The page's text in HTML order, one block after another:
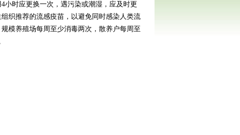
时应更换一次，遇污染或潮湿，应及时更
织推荐的流感疫苗，以避免同时感染人类流
模养殖场每周至少消毒两次，散养户每周至